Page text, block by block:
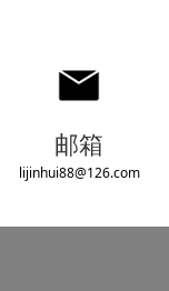
邮箱
lijinhui88@126.com